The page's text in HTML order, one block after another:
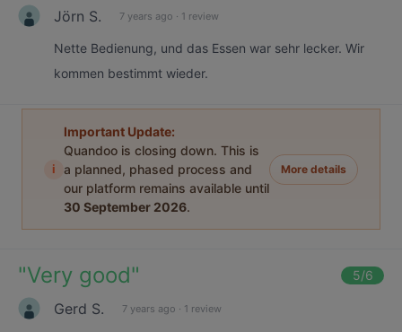
Jörn S. 7 years ago · 1 review
Nette Bedienung, und das Essen war sehr lecker. Wir
kommen bestimmt wieder.
i
Important Update:
Quandoo is closing down. This is
a planned, phased process and
our platform remains available until
30 September 2026.
More details
"Very good" 5/6
Gerd S. 7 years ago · 1 review